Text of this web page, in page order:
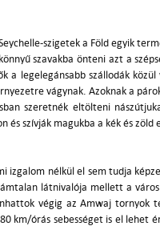
szigetek a Föld egyik
szavakba önteni azt a
a legelegánsabb szállodák
vágynak. Azoknak a
szeretnék eltölteni
és szívják magukba a kék és
izgalom nélkül el sem tudja
látnivalója mellett a
végig az Amwaj tornyok
km/órás sebességet is el lehet